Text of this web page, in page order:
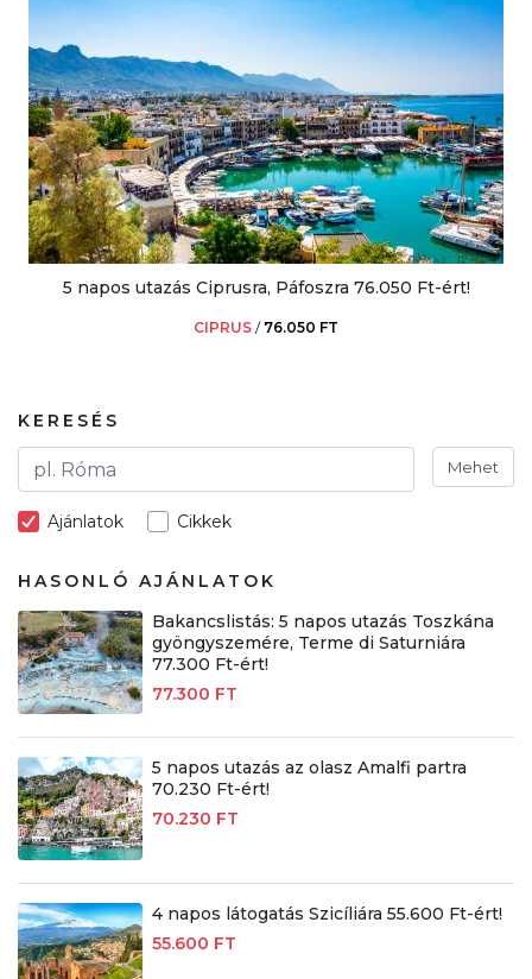
5 napos utazás Ciprusra, Páfoszra 76.050 Ft-ért!
CIPRUS / 76.050 FT
KERESÉS
Mehet
Ajánlatok Cikkek
HASONLÓ AJÁNLATOK
Bakancslistás: 5 napos utazás Toszkána
gyöngyszemére, Terme di Saturniára
77.300 Ft-ért!
77.300 FT
5 napos utazás az olasz Amalfi partra
70.230 Ft-ért!
70.230 FT
4 napos látogatás Szicíliára 55.600 Ft-ért!
55.600 FT